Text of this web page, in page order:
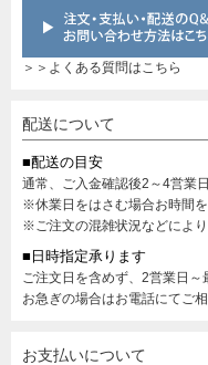
＞＞よくある質問はこちら
配送について
■配送の目安
通常、ご入金確認後2～4営業
※休業日をはさむ場合お時間を
※ご注文の混雑状況などによ
■日時指定承ります
ご注文日を含めず、2営業日～
お急ぎの場合はお電話にてご相
お支払いについて